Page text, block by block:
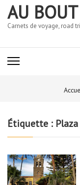
AU
Carnets de voyage, road
Étiquette :